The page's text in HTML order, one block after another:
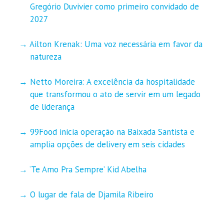
Gregório Duvivier como primeiro convidado de
2027
Ailton Krenak: Uma voz necessária em favor da
natureza
Netto Moreira: A excelência da hospitalidade
que transformou o ato de servir em um legado
de liderança
99Food inicia operação na Baixada Santista e
amplia opções de delivery em seis cidades
‘Te Amo Pra Sempre’ Kid Abelha
O lugar de fala de Djamila Ribeiro